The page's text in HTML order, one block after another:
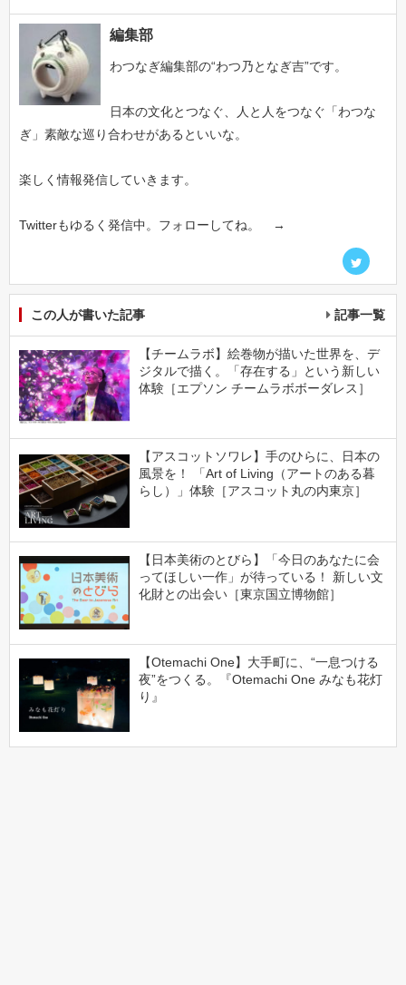
編集部
わつなぎ編集部の“わつ乃となぎ吉”です。
日本の文化とつなぐ、人と人をつなぐ「わつな
ぎ」素敵な巡り合わせがあるといいな。
楽しく情報発信していきます。
Twitterもゆるく発信中。フォローしてね。 →
この人が書いた記事 記事一覧
【チームラボ】絵巻物が描いた世界を、デ
ジタルで描く。「存在する」という新しい
体験［エプソン チームラボボーダレス］
【アスコットソワレ】手のひらに、日本の
風景を！ 「Art of Living（アートのある暮
らし）」体験［アスコット丸の内東京］
【日本美術のとびら】「今日のあなたに会
ってほしい一作」が待っている！ 新しい文
化財との出会い［東京国立博物館］
【Otemachi One】大手町に、“一息つける
夜”をつくる。『Otemachi One みなも花灯
り』